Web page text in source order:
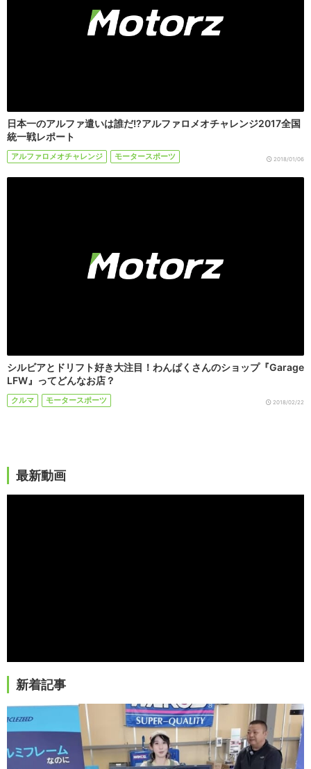
日本一のアルファ遣いは誰だ!?アルファロメオチャレンジ2017全国
統一戦レポート
アルファロメオチャレンジ モータースポーツ 2018/01/06
シルビアとドリフト好き大注目！わんぱくさんのショップ『Garage
LFW』ってどんなお店？
クルマ モータースポーツ 2018/02/22
最新動画
新着記事